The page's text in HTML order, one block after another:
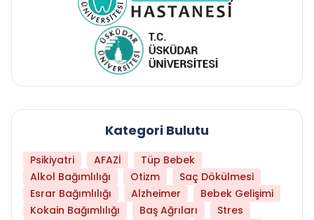
Kategori Bulutu
Psikiyatri AFAZİ
Tüp Bebek
Alkol Bağımlılığı
Otizm
Saç Dökülmesi
Esrar Bağımlılığı
Alzheimer
Bebek Gelişimi
Kokain Bağımlılığı
Baş Ağrıları
Stres